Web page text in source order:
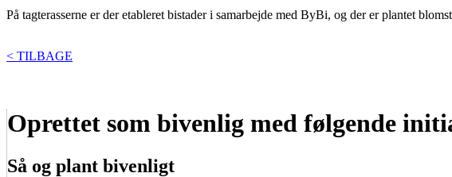
På tagterasserne er der etableret bistader i samarbejde med ByBi, og der er plantet
< TILBAGE
Oprettet som bivenlig med følgende
Så og plant bivenligt